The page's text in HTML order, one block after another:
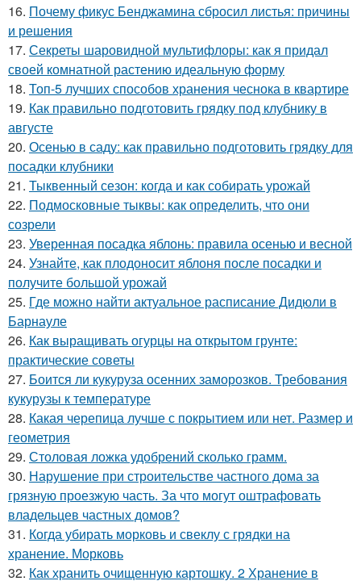
16. Почему фикус Бенджамина сбросил листья: причины
и решения
17. Секреты шаровидной мультифлоры: как я придал
своей комнатной растению идеальную форму
18. Топ-5 лучших способов хранения чеснока в квартире
19. Как правильно подготовить грядку под клубнику в
августе
20. Осенью в саду: как правильно подготовить грядку для
посадки клубники
21. Тыквенный сезон: когда и как собирать урожай
22. Подмосковные тыквы: как определить, что они
созрели
23. Уверенная посадка яблонь: правила осенью и весной
24. Узнайте, как плодоносит яблоня после посадки и
получите большой урожай
25. Где можно найти актуальное расписание Дидюли в
Барнауле
26. Как выращивать огурцы на открытом грунте:
практические советы
27. Боится ли кукуруза осенних заморозков. Требования
кукурузы к температуре
28. Какая черепица лучше с покрытием или нет. Размер и
геометрия
29. Столовая ложка удобрений сколько грамм.
30. Нарушение при строительстве частного дома за
грязную проезжую часть. За что могут оштрафовать
владельцев частных домов?
31. Когда убирать морковь и свеклу с грядки на
хранение. Морковь
32. Как хранить очищенную картошку. 2 Хранение в